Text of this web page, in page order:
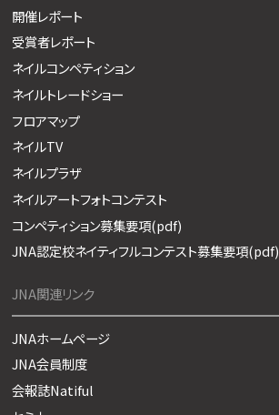
開催レポート
受賞者レポート
ネイルコンペティション
ネイルトレードショー
フロアマップ
ネイルTV
ネイルプラザ
ネイルアートフォトコンテスト
コンペティション募集要項(pdf)
JNA認定校ネイティフルコンテスト募集要項(pdf)
JNA関連リンク
JNAホームページ
JNA会員制度
会報誌Natiful